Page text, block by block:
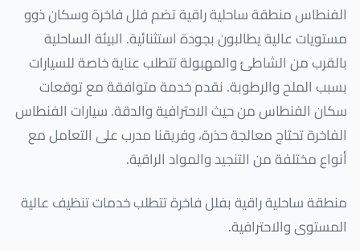
الفنطاس منطقة ساحلية راقية تضم فلل فاخرة وسكان ذوو
مستويات عالية يطالبون بجودة استثنائية. البيئة الساحلية
بالقرب من الشاطئ والمهبولة تتطلب عناية خاصة للسيارات
بسبب الملح والرطوبة. نقدم خدمة متوافقة مع توقعات
سكان الفنطاس من حيث الاحترافية والدقة. سيارات الفنطاس
الفاخرة تحتاج معالجة حذرة، وفريقنا مدرب على التعامل مع
أنواع مختلفة من التنجيد والمواد الراقية.
منطقة ساحلية راقية بفلل فاخرة تتطلب خدمات تنظيف عالية
المستوى والاحترافية.